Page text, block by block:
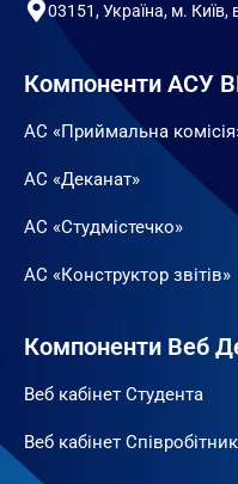
03151, Україна, м. Київ,
Компоненти АСУ
АС «Приймальна
АС «Деканат»
АС «Студмістечко»
АС «Конструктор звітів»
Компоненти Веб
Веб кабінет Студента
Веб кабінет